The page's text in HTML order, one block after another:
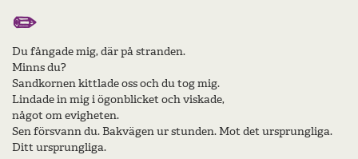
✏️
Du fångade mig, där på stranden.
Minns du?
Sandkornen kittlade oss och du tog mig.
Lindade in mig i ögonblicket och viskade,
något om evigheten.
Sen försvann du. Bakvägen ur stunden. Mot det ursprungliga.
Ditt ursprungliga.